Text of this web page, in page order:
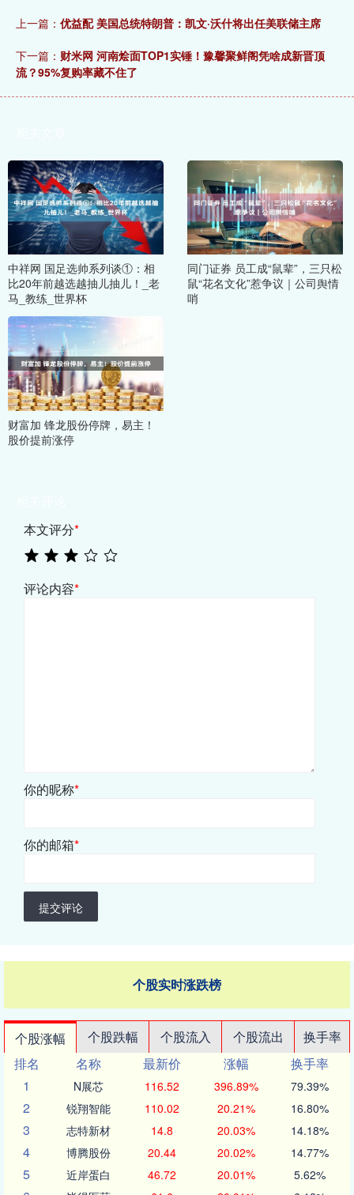
上一篇： 优益配 美国总统特朗普：凯文·沃什将出任美联储主席
下一篇： 财米网 河南烩面TOP1实锤！豫馨聚鲜阁凭啥成新晋顶
流？95%复购率藏不住了
中祥网 国足选帅系列谈①：相
比20年前越选越抽儿抽儿！_老
马_教练_世界杯
同门证券 员工成“鼠辈”，三只松
鼠“花名文化”惹争议｜公司舆情
哨
财富加 锋龙股份停牌，易主！
股价提前涨停
本文评分*
评论内容*
你的昵称*
你的邮箱*
提交评论
个股实时涨跌榜
个股涨幅 个股跌幅 个股流入 个股流出
换手率
排名
名称 最新价 涨幅
换手率
1
N展芯 116.52 396.89% 79.39%
2 锐翔智能 110.02 20.21% 16.80%
3 志特新材 14.8 20.03% 14.18%
4 博腾股份 20.44 20.02% 14.77%
5 近岸蛋白 46.72 20.01% 5.62%